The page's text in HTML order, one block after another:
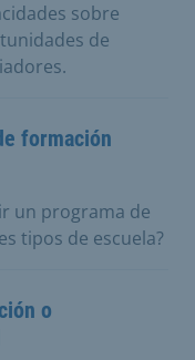
sobre
de
formación
un programa de
tipos de escuela?
o